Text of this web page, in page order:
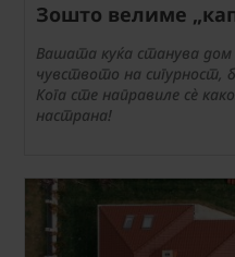
Зошто велиме
Вашата куќа станува дом
чувството на сигурност,
Кога сте направиле сè
настрана!